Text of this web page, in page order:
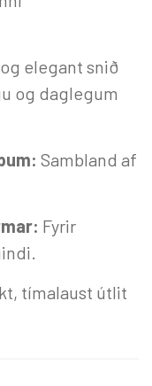
elegant snið
og daglegum
Sambland af
Fyrir
tímalaust útlit